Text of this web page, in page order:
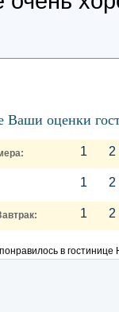
Ваши оценки
1 2
1 2
1 2
в гостинице